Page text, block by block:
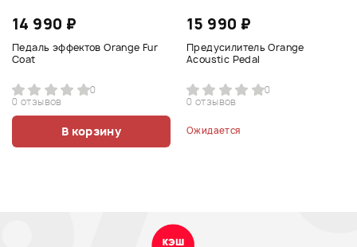
14 990 ₽
Педаль эффектов Orange Fur
Coat
0
0 отзывов
В корзину
15 990 ₽
Предусилитель Orange
Acoustic Pedal
0
0 отзывов
Ожидается